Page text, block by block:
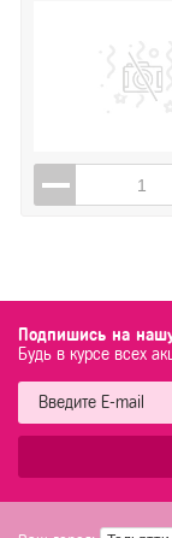
Подпишись на
Будь в курсе всех